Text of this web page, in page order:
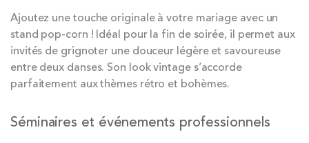
Ajoutez une touche originale à votre mariage avec un
stand pop-corn ! Idéal pour la fin de soirée, il permet aux
invités de grignoter une douceur légère et savoureuse
entre deux danses. Son look vintage s’accorde
parfaitement aux thèmes rétro et bohèmes.
Séminaires et événements professionnels